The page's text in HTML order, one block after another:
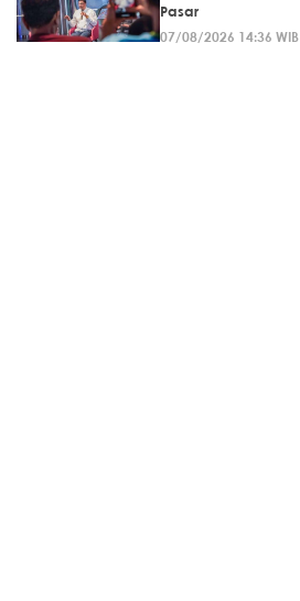
Pasar
07/08/2026 14:36 WIB